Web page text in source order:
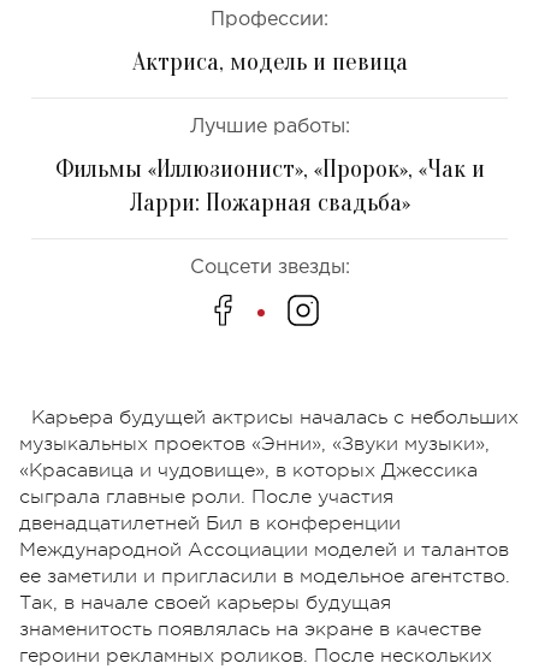
Профессии:
Актриса, модель и певица
Лучшие работы:
Фильмы «Иллюзионист», «Пророк», «Чак и
Ларри: Пожарная свадьба»
Соцсети звезды:
Карьера будущей актрисы началась с небольших
музыкальных проектов «Энни», «Звуки музыки»,
«Красавица и чудовище», в которых Джессика
сыграла главные роли. После участия
двенадцатилетней Бил в конференции
Международной Ассоциации моделей и талантов
ее заметили и пригласили в модельное агентство.
Так, в начале своей карьеры будущая
знаменитость появлялась на экране в качестве
героини рекламных роликов. После нескольких